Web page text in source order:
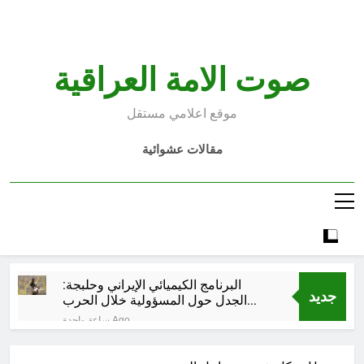
صوت الامة العراقية
موقع اعلامي مستقل
مقالات عشوائية
جديد
البرنامج الكيميائي الإيراني وحلبجة:
الجدل حول المسؤولية خلال الحرب
الإيرانية–العراقية
ساعة واحدة Ago